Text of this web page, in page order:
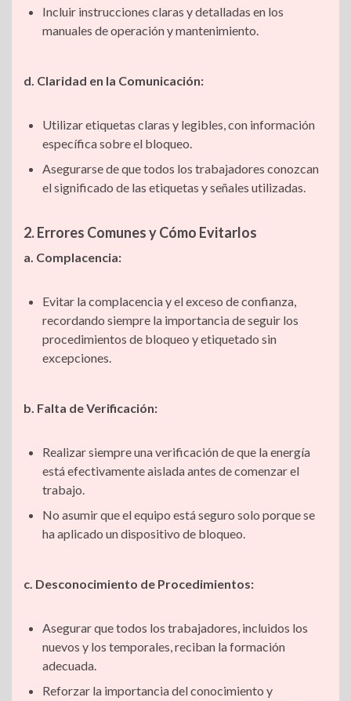
Incluir instrucciones claras y detalladas en los
manuales de operación y mantenimiento.
d. Claridad en la Comunicación:
Utilizar etiquetas claras y legibles, con información
específica sobre el bloqueo.
Asegurarse de que todos los trabajadores conozcan
el significado de las etiquetas y señales utilizadas.
2. Errores Comunes y Cómo Evitarlos
a. Complacencia:
Evitar la complacencia y el exceso de confianza,
recordando siempre la importancia de seguir los
procedimientos de bloqueo y etiquetado sin
excepciones.
b. Falta de Verificación:
Realizar siempre una verificación de que la energía
está efectivamente aislada antes de comenzar el
trabajo.
No asumir que el equipo está seguro solo porque se
ha aplicado un dispositivo de bloqueo.
c. Desconocimiento de Procedimientos:
Asegurar que todos los trabajadores, incluidos los
nuevos y los temporales, reciban la formación
adecuada.
Reforzar la importancia del conocimiento y